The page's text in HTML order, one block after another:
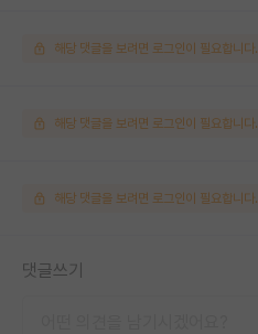
해당 댓글을 보려면 로그인이 필요합니다.
해당 댓글을 보려면 로그인이 필요합니다.
해당 댓글을 보려면 로그인이 필요합니다.
댓글쓰기